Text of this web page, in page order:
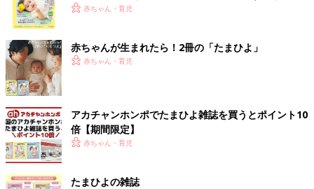
出典：Instagramアカウント「yuka0136」
yuka0136さんは水に流せるティッシュで手洗い場のこそうじ
（小掃除）をしているとのこと。気になったときに拭くことで蛇
ておくのも大切ですよね♪
「ルック まめピカ」でこまめに拭き掃除
く！ おっぱい・ミルクの基本と夏のトラブル 解決テ
赤ちゃん・育児
赤ちゃんが生まれたら！2冊の「たまひよ」
赤ちゃん・育児
アカチャンホンポでたまひよ雑誌を買うとポイント10
倍【期間限定】
赤ちゃん・育児
たまひよの雑誌